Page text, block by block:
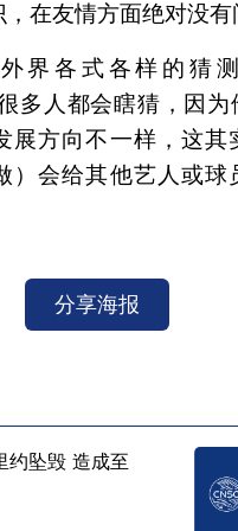
在友情方面绝对没有
界各式各样的猜
多人都会瞎猜，因为
展方向不一样，这其
）会给其他艺人或球
分享海报
约坠毁 造成至